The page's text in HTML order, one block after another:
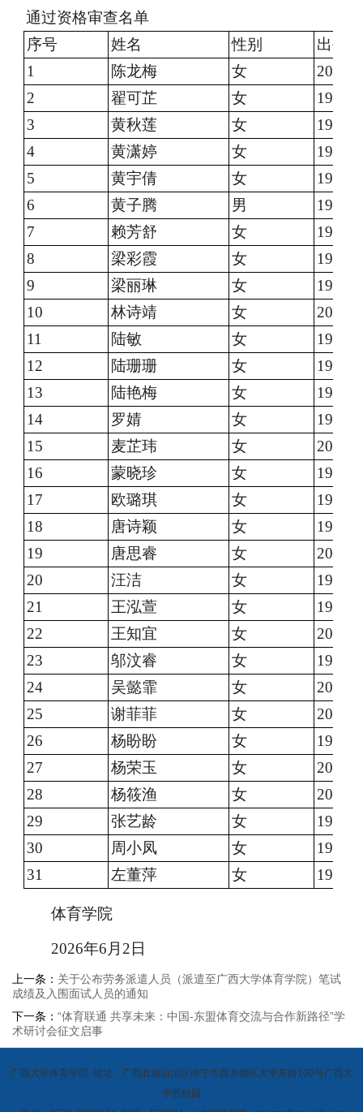
通过资格审查名单
序号
姓名 性别
出生
1
陈龙梅 女
2
翟可芷 女
3
黄秋莲 女
4
黄潇婷 女
5
黄宇倩 女
6
黄子腾 男
7
赖芳舒 女
8
梁彩霞 女
9
梁丽琳 女
10
林诗靖 女
11
陆敏 女
12
陆珊珊 女
13
陆艳梅 女
14
罗婧 女
15
麦芷玮 女
16
蒙晓珍 女
17
欧璐琪 女
18
唐诗颖 女
19
唐思睿 女
20
汪洁 女
21
王泓萱 女
22
王知宜 女
23
邬汶睿 女
24
吴懿霏 女
25
谢菲菲 女
26
杨盼盼 女
27
杨荣玉 女
28
杨筱渔 女
29
张艺龄 女
30
周小凤 女
31
左董萍 女
体育学院
2026年6 月 2 日
上一条： 关于公布劳务派遣人员（派遣至广西大学体育学院）笔试
成绩及入围面试人员的通知
下一条： “体育联通 共享未来：中国-东盟体育交流与合作新路径”学
术研讨会征文启事
广西大学体育学院 地址：广西壮族自治区南宁市西乡塘区大学东路100号广西大
学西校园